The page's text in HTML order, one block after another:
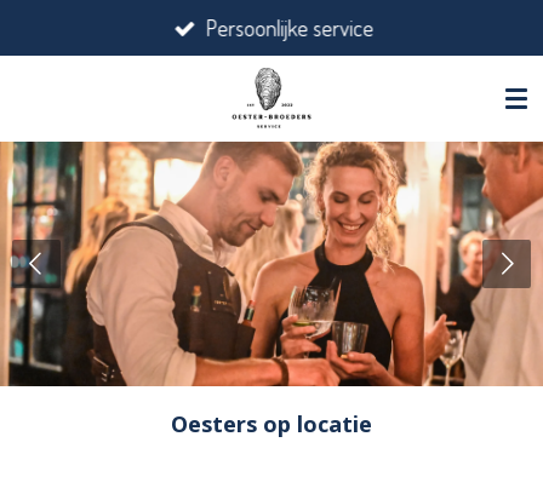
direct
hoofdinhoud
Persoonlijke service
Oesters op locatie